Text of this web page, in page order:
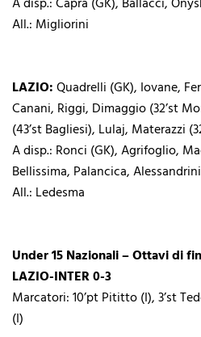
All.: Migliorini
LAZIO:Quadrelli (GK), Iovane,
Canani, Riggi, Dimaggio (32’st
(43’st Bagliesi), Lulaj, Materazzi
A disp.: Ronci (GK), Agrifoglio,
Bellissima, Palancica, Alessandrini
All.: Ledesma
Under 15 Nazionali – Ottavi di
LAZIO-INTER 0-3
Marcatori: 10’pt Pititto (I), 3’st
(I)